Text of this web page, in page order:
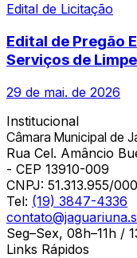
Edital de Licitação
Edital de Pregão
Serviços de
29 de mai. de 2026
Institucional
Câmara Municipal de
Rua Cel. Amâncio
- CEP 13910-009
CNPJ: 51.313.955/
Tel: (19) 3847-4336
Seg–Sex, 08h–11h /
Links Rápidos